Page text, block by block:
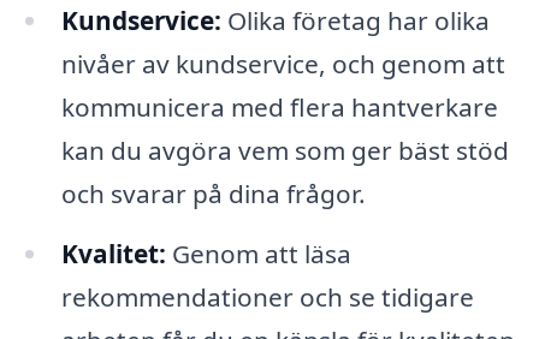
Kundservice: Olika företag har olika
nivåer av kundservice, och genom att
kommunicera med flera hantverkare
kan du avgöra vem som ger bäst stöd
och svarar på dina frågor.
Kvalitet: Genom att läsa
rekommendationer och se tidigare